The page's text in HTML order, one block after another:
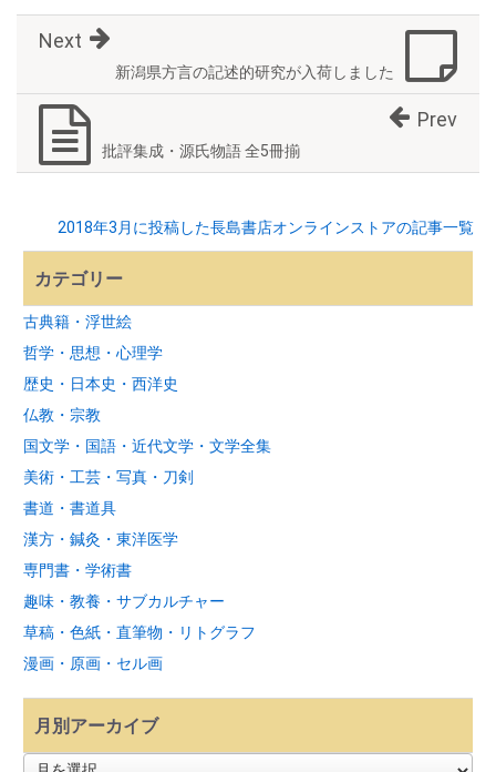
新潟県方言の記述的研究が入荷しました
Next
批評集成・源氏物語 全5冊揃
Prev
2018年3月に投稿した長島書店オンラインストアの記事一覧
カテゴリー
古典籍・浮世絵
哲学・思想・心理学
歴史・日本史・西洋史
仏教・宗教
国文学・国語・近代文学・文学全集
美術・工芸・写真・刀剣
書道・書道具
漢方・鍼灸・東洋医学
専門書・学術書
趣味・教養・サブカルチャー
草稿・色紙・直筆物・リトグラフ
漫画・原画・セル画
月別アーカイブ